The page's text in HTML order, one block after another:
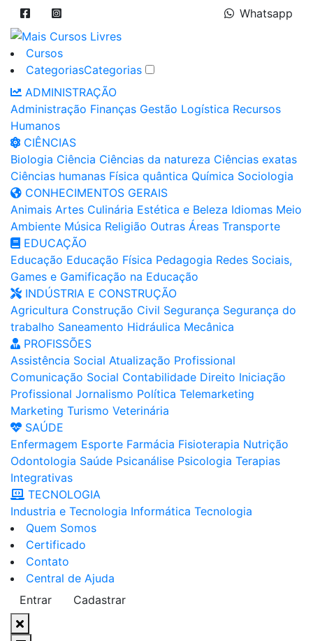
Whatsapp
Cursos
CategoriasCategorias
ADMINISTRAÇÃO
Administração Finanças Gestão Logística Recursos
Humanos
CIÊNCIAS
Biologia Ciência Ciências da natureza Ciências exatas
Ciências humanas Física quântica Química Sociologia
CONHECIMENTOS GERAIS
Animais Artes Culinária Estética e Beleza Idiomas Meio
Ambiente Música Religião Outras Áreas Transporte
EDUCAÇÃO
Educação Educação Física Pedagogia Redes Sociais,
Games e Gamificação na Educação
INDÚSTRIA E CONSTRUÇÃO
Agricultura Construção Civil Segurança Segurança do
trabalho Saneamento Hidráulica Mecânica
PROFISSÕES
Assistência Social Atualização Profissional
Comunicação Social Contabilidade Direito Iniciação
Profissional Jornalismo Política Telemarketing
Marketing Turismo Veterinária
SAÚDE
Enfermagem Esporte Farmácia Fisioterapia Nutrição
Odontologia Saúde Psicanálise Psicologia Terapias
Integrativas
TECNOLOGIA
Industria e Tecnologia Informática Tecnologia
Quem Somos
Certificado
Contato
Central de Ajuda
Entrar
Cadastrar